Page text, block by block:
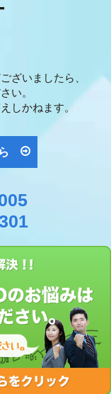
ざいましたら、
い。
しかねます。